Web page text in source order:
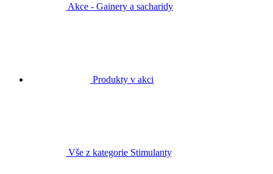
Akce - Gainery a sacharidy
Produkty v akci
Vše z kategorie Stimulanty